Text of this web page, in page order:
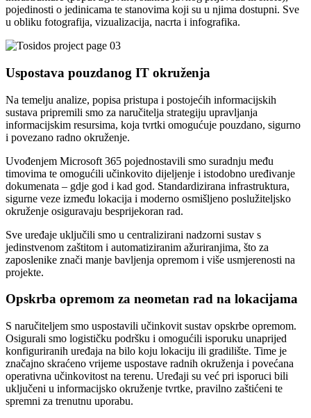
pojedinosti o jedinicama te stanovima koji su u njima dostupni. Sve
u obliku fotografija, vizualizacija, nacrta i infografika.
Uspostava pouzdanog IT okruženja
Na temelju analize, popisa pristupa i postojećih informacijskih
sustava pripremili smo za naručitelja strategiju upravljanja
informacijskim resursima, koja tvrtki omogućuje pouzdano, sigurno
i povezano radno okruženje.
Uvođenjem Microsoft 365 pojednostavili smo suradnju među
timovima te omogućili učinkovito dijeljenje i istodobno uređivanje
dokumenata – gdje god i kad god. Standardizirana infrastruktura,
sigurne veze između lokacija i moderno osmišljeno poslužiteljsko
okruženje osiguravaju besprijekoran rad.
Sve uređaje uključili smo u centralizirani nadzorni sustav s
jedinstvenom zaštitom i automatiziranim ažuriranjima, što za
zaposlenike znači manje bavljenja opremom i više usmjerenosti na
projekte.
Opskrba opremom za neometan rad na lokacijama
S naručiteljem smo uspostavili učinkovit sustav opskrbe opremom.
Osigurali smo logističku podršku i omogućili isporuku unaprijed
konfiguriranih uređaja na bilo koju lokaciju ili gradilište. Time je
značajno skraćeno vrijeme uspostave radnih okruženja i povećana
operativna učinkovitost na terenu. Uređaji su već pri isporuci bili
uključeni u informacijsko okruženje tvrtke, pravilno zaštićeni te
spremni za trenutnu uporabu.